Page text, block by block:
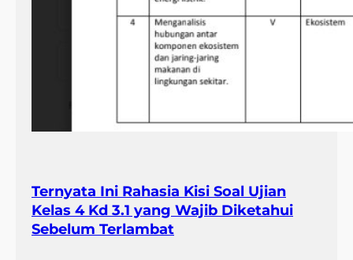
Ternyata Ini Rahasia Kisi Soal Ujian
Kelas 4 Kd 3.1 yang Wajib Diketahui
Sebelum Terlambat